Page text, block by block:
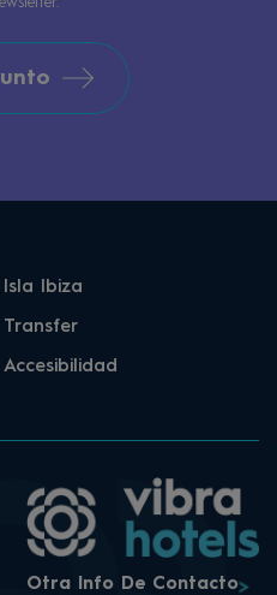
Isla Ibiza
Transfer
Accesibilidad
Otra Info De Contacto